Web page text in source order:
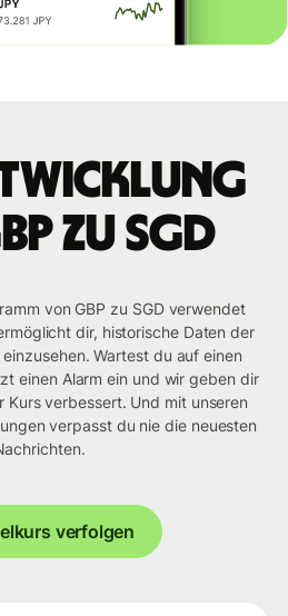
zu SGD
von GBP zu SGD verwendet
dir, historische Daten der
Wartest du auf einen
einen Alarm ein und wir geben dir
Kurs verbessert. Und mit unseren
verpasst du nie die neuesten
verfolgen